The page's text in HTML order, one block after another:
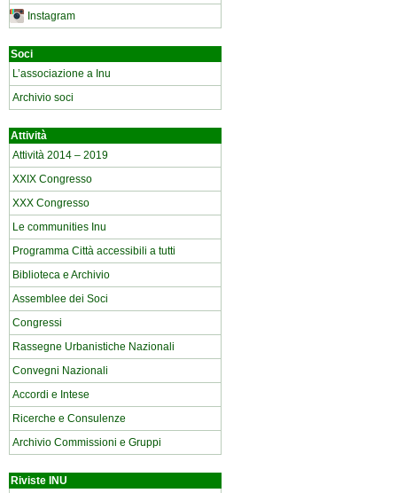
Instagram
Soci
L’associazione a Inu
Archivio soci
Attività
Attività 2014 – 2019
XXIX Congresso
XXX Congresso
Le communities Inu
Programma Città accessibili a tutti
Biblioteca e Archivio
Assemblee dei Soci
Congressi
Rassegne Urbanistiche Nazionali
Convegni Nazionali
Accordi e Intese
Ricerche e Consulenze
Archivio Commissioni e Gruppi
Riviste INU